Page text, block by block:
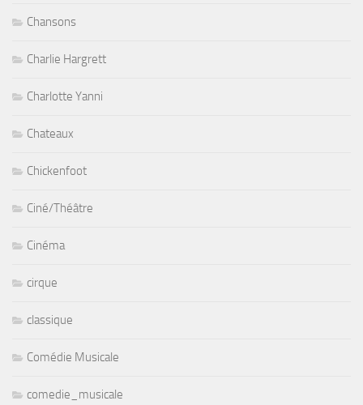
Chansons
Charlie Hargrett
Charlotte Yanni
Chateaux
Chickenfoot
Ciné/Théâtre
Cinéma
cirque
classique
Comédie Musicale
comedie_musicale